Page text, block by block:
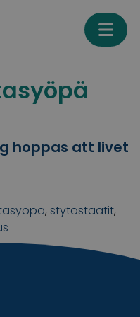
hoppas att livet
, stytostaatit,